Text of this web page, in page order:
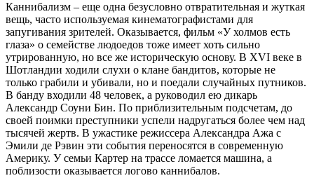
Каннибализм – еще одна безусловно отвратительная и жуткая
вещь, часто используемая кинематографистами для
запугивания зрителей. Оказывается, фильм «У холмов есть
глаза» о семействе людоедов тоже имеет хоть сильно
утрированную, но все же историческую основу. В XVI веке в
Шотландии ходили слухи о клане бандитов, которые не
только грабили и убивали, но и поедали случайных путников.
В банду входили 48 человек, а руководил ею дикарь
Александр Соуни Бин. По приблизительным подсчетам, до
своей поимки преступники успели надругаться более чем над
тысячей жертв. В ужастике режиссера Александра Ажа с
Эмили де Рэвин эти события переносятся в современную
Америку. У семьи Картер на трассе ломается машина, а
поблизости оказывается логово каннибалов.